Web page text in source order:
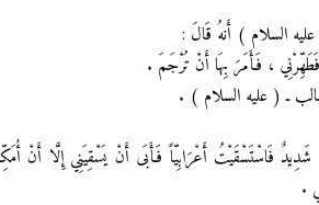
السلام ) أَنهُ قَالَ :
، فَأَمَرَ بِهَا أَنْ تُرْجَمَ .
ـ ( عليه السلام ) .
فَاسْتَسْقَيْتُ أَعْرَابِيّاً فَأَبَى أَنْ يَسْقِيَنِي إِلَّا أَنْ
.